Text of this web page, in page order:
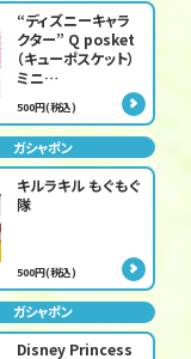
“ディズニーキャラ
クター” Q posket
（キューポスケット）
ミニ…
500円(税込)
ガシャポン
キルラキル もぐもぐ
隊
500円(税込)
ガシャポン
Disney Princess